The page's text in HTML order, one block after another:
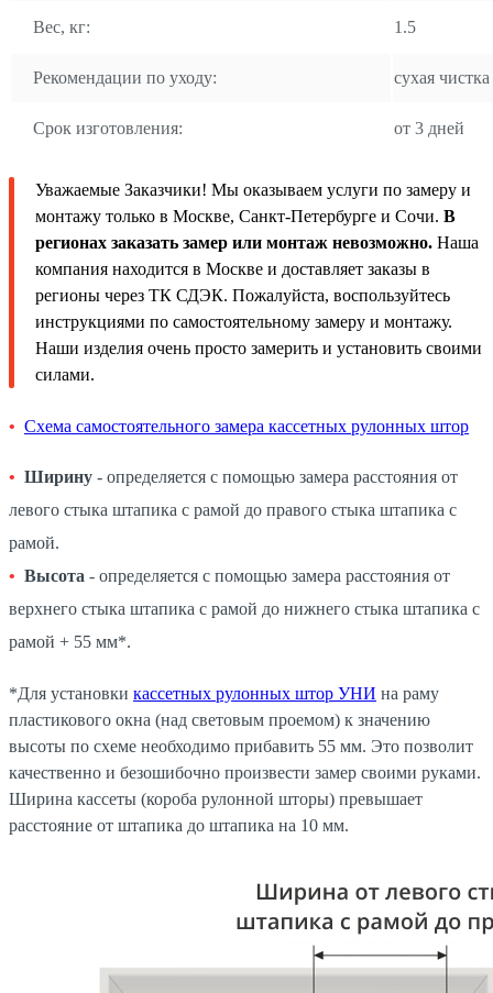
Вес, кг:
1.5
Рекомендации по уходу: сухая чистка
Срок изготовления: от 3 дней
Уважаемые Заказчики! Мы оказываем услуги по замеру и
монтажу только в Москве, Санкт-Петербурге и Сочи. В
регионах заказать замер или монтаж невозможно. Наша
компания находится в Москве и доставляет заказы в
регионы через ТК СДЭК. Пожалуйста, воспользуйтесь
инструкциями по самостоятельному замеру и монтажу.
Наши изделия очень просто замерить и установить своими
силами.
Схема самостоятельного замера кассетных рулонных штор
Ширину - определяется с помощью замера расстояния от
левого стыка штапика с рамой до правого стыка штапика с
рамой.
Высота - определяется с помощью замера расстояния от
верхнего стыка штапика с рамой до нижнего стыка штапика с
рамой + 55 мм*.
*Для установки кассетных рулонных штор УНИ на раму
пластикового окна (над световым проемом) к значению
высоты по схеме необходимо прибавить 55 мм. Это позволит
качественно и безошибочно произвести замер своими руками.
Ширина кассеты (короба рулонной шторы) превышает
расстояние от штапика до штапика на 10 мм.